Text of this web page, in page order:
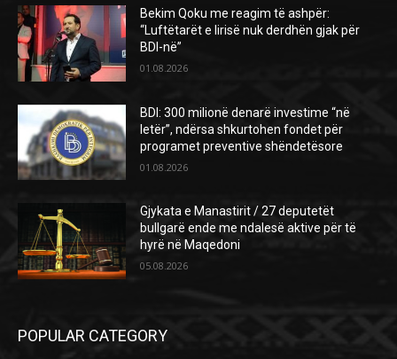
Bekim Qoku me reagim të ashpër:
“Luftëtarët e lirisë nuk derdhën gjak për
BDI-në”
01.08.2026
BDI: 300 milionë denarë investime “në
letër”, ndërsa shkurtohen fondet për
programet preventive shëndetësore
01.08.2026
Gjykata e Manastirit / 27 deputetët
bullgarë ende me ndalesë aktive për të
hyrë në Maqedoni
05.08.2026
POPULAR CATEGORY